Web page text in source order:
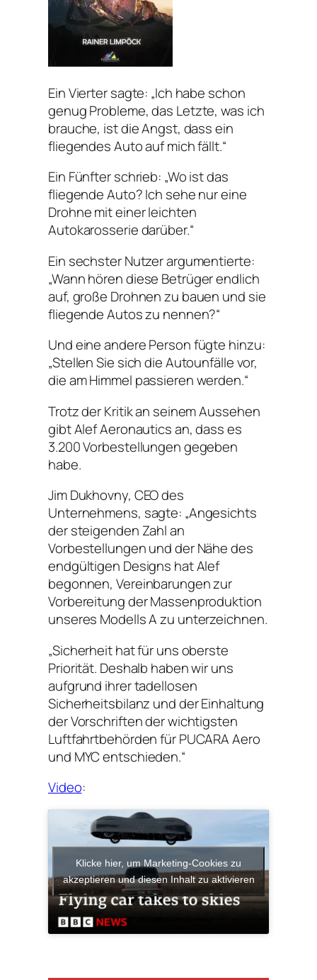
Ein Vierter sagte: „Ich habe schon
genug Probleme, das Letzte, was ich
brauche, ist die Angst, dass ein
fliegendes Auto auf mich fällt.“
Ein Fünfter schrieb: „Wo ist das
fliegende Auto? Ich sehe nur eine
Drohne mit einer leichten
Autokarosserie darüber.“
Ein sechster Nutzer argumentierte:
„Wann hören diese Betrüger endlich
auf, große Drohnen zu bauen und sie
fliegende Autos zu nennen?“
Und eine andere Person fügte hinzu:
„Stellen Sie sich die Autounfälle vor,
die am Himmel passieren werden.“
Trotz der Kritik an seinem Aussehen
gibt Alef Aeronautics an, dass es
3.200 Vorbestellungen gegeben
habe.
Jim Dukhovny, CEO des
Unternehmens, sagte: „Angesichts
der steigenden Zahl an
Vorbestellungen und der Nähe des
endgültigen Designs hat Alef
begonnen, Vereinbarungen zur
Vorbereitung der Massenproduktion
unseres Modells A zu unterzeichnen.
„Sicherheit hat für uns oberste
Priorität. Deshalb haben wir uns
aufgrund ihrer tadellosen
Sicherheitsbilanz und der Einhaltung
der Vorschriften der wichtigsten
Luftfahrtbehörden für PUCARA Aero
und MYC entschieden.“
Video:
Klicke hier, um Marketing-Cookies zu
akzeptieren und diesen Inhalt zu aktivieren